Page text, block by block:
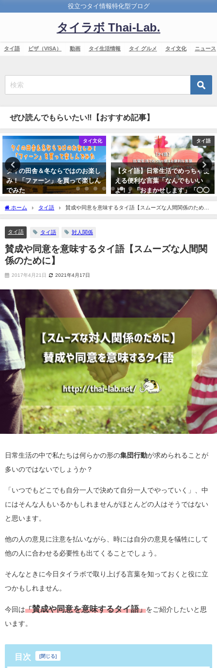
役立つタイ情報特化型ブログ
タイラボ Thai-Lab.
タイ語 ビザ（VISA） 動画 タイ生活情報 タイ グルメ タイ文化 ニュース
ぜひ読んでもらいたい‼【おすすめ記事】
タイ文化
タイの田舎＆冬ならではのお楽し
み！「ファーン」を買って楽しん
でみた
タイ語
【タイ語】日常生活でめっちゃ使
える便利な言葉「なんでもいい
よ！」「おまかせします」「◯◯
次第」
ホーム タイ語
賛成や同意を意味するタイ語【スムーズな人間関係のため
に】
タイ語 タイ語 対人関係
賛成や同意を意味するタイ語【スムーズな人間関
係のために】
2017年4月21日 2021年4月17日
日常生活の中で私たちは何らかの形の集団行動が求められることが
多いのではないでしょうか？
「いつでもどこでも自分一人で決めて自分一人でやっていく」、中
にはそんな人もいるかもしれませんがほとんどの人はそうではない
と思います。
他の人の意見に注意を払いながら、時には自分の意見を犠牲にして
他の人に合わせる必要性も出てくることでしょう。
そんなときに今日タイラボで取り上げる言葉を知っておくと役に立
つかもしれません。
今回は「賛成や同意を意味するタイ語」をご紹介したいと思
います。
目次 [閉じる]